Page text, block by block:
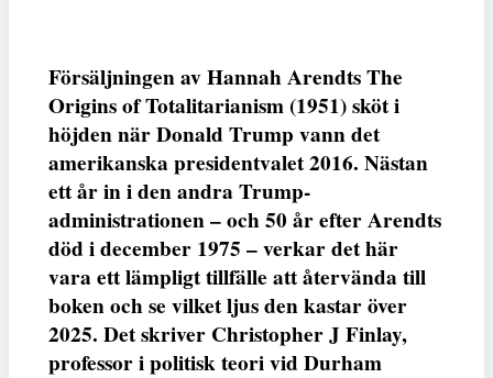
Försäljningen av Hannah Arendts The
Origins of Totalitarianism (1951) sköt i
höjden när Donald Trump vann det
amerikanska presidentvalet 2016. Nästan
ett år in i den andra Trump-
administrationen – och 50 år efter Arendts
död i december 1975 – verkar det här
vara ett lämpligt tillfälle att återvända till
boken och se vilket ljus den kastar över
2025. Det skriver Christopher J Finlay,
professor i politisk teori vid Durham